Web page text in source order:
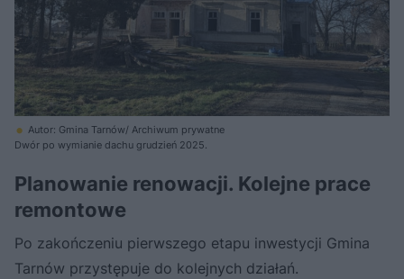
Autor: Gmina Tarnów/ Archiwum prywatne
Dwór po wymianie dachu grudzień 2025.
Planowanie renowacji. Kolejne prace
remontowe
Po zakończeniu pierwszego etapu inwestycji Gmina
Tarnów przystępuje do kolejnych działań.